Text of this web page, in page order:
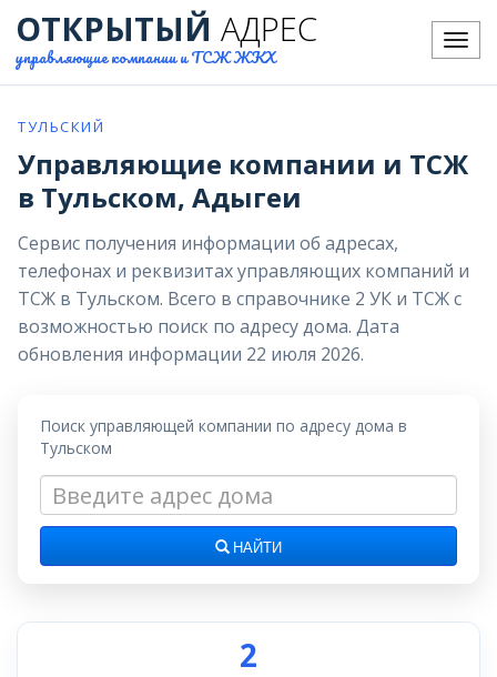
Меню
ОТКРЫТЫЙ АДРЕС
управляющие компании и ТСЖ ЖКХ
ТУЛЬСКИЙ
Управляющие компании и ТСЖ
в Тульском, Адыгеи
Сервис получения информации об адресах,
телефонах и реквизитах управляющих компаний и
ТСЖ в Тульском. Всего в справочнике 2 УК и ТСЖ с
возможностью поиск по адресу дома. Дата
обновления информации 22 июля 2026.
Поиск управляющей компании по адресу дома в
Тульском
НАЙТИ
2